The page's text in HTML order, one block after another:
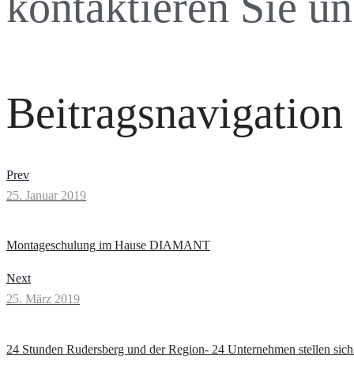
Beitragsnavigation
Prev
25. Januar 2019
Montageschulung im Hause DIAMANT
Next
25. März 2019
24 Stunden Rudersberg und der Region- 24 Unternehmen stellen